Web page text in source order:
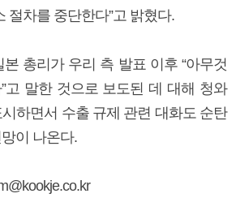
절차를 중단한다”고 밝혔다.
총리가 우리 측 발표 이후 “아무것
고 말한 것으로 보도된 데 대해 청와
하면서 수출 규제 관련 대화도 순탄
이 나온다.